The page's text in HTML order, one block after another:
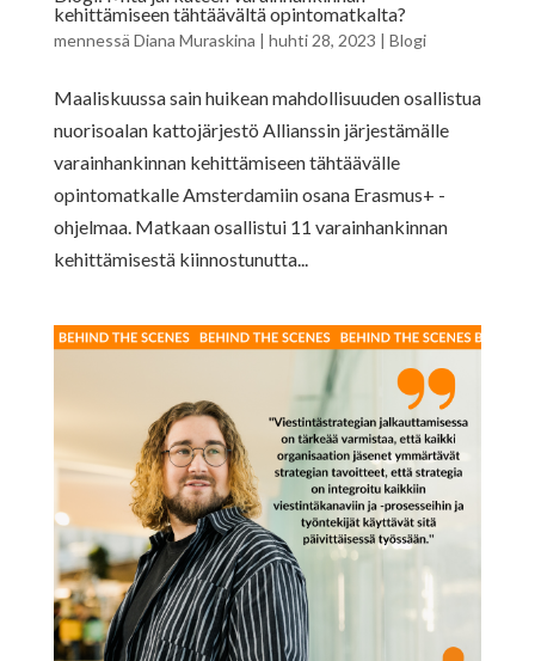
kehittämiseen tähtäävältä opintomatkalta?
mennessä Diana Muraskina | huhti 28, 2023 | Blogi
Maaliskuussa sain huikean mahdollisuuden osallistua
nuorisoalan kattojärjestö Allianssin järjestämälle
varainhankinnan kehittämiseen tähtäävälle
opintomatkalle Amsterdamiin osana Erasmus+ -
ohjelmaa. Matkaan osallistui 11 varainhankinnan
kehittämisestä kiinnostunutta...